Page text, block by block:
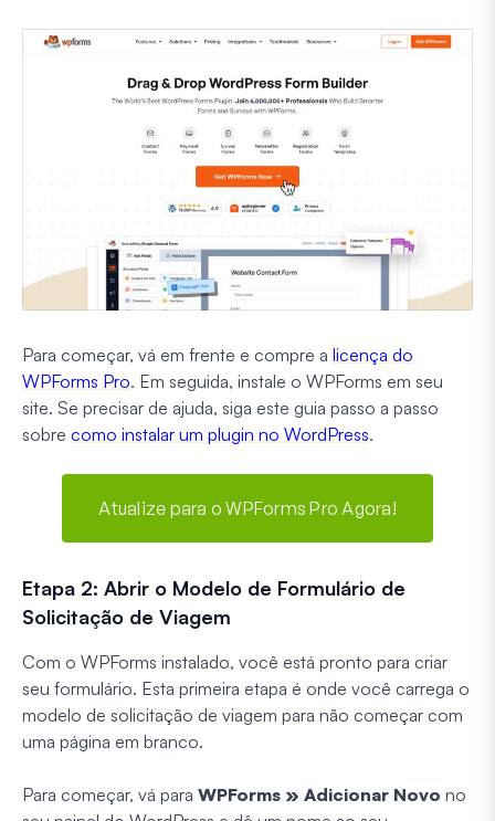
Para começar, vá em frente e compre a licença do
WPForms Pro. Em seguida, instale o WPForms em seu
site. Se precisar de ajuda, siga este guia passo a passo
sobre como instalar um plugin no WordPress.
Atualize para o WPForms Pro Agora!
Etapa 2: Abrir o Modelo de Formulário de
Solicitação de Viagem
Com o WPForms instalado, você está pronto para criar
seu formulário. Esta primeira etapa é onde você carrega o
modelo de solicitação de viagem para não começar com
uma página em branco.
Para começar, vá para WPForms » Adicionar Novo no